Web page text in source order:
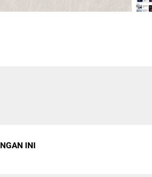
INI